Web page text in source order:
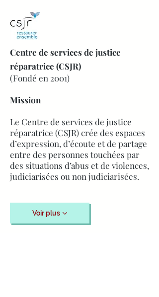
Centre de services de justice
réparatrice (CSJR)
(Fondé en 2001)
Mission
Le Centre de services de justice
réparatrice (CSJR) crée des espaces
d’expression, d’écoute et de partage
entre des personnes touchées par
des situations d’abus et de violences,
judiciarisées ou non judiciarisées.
Voir plus